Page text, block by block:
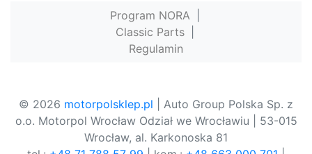
Program NORA
Classic Parts
Regulamin
© 2026 motorpolsklep.pl | Auto Group Polska Sp. z
o.o. Motorpol Wrocław Odział we Wrocławiu | 53-015
Wrocław, al. Karkonoska 81